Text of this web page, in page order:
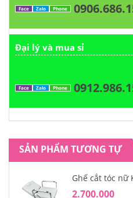
Face Zalo Phone
Đại lý và mua sỉ
Face Zalo Phone
SẢN PHẨM TƯƠNG TỰ
Ghế cắt tóc nữ
2.700.000